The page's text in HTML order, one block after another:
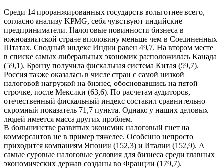
Среди 14 проранжированных государств вольготнее всего,
согласно анализу KPMG, себя чувствуют индийские
предприниматели. Налоговые повинности бизнеса в
южноазиатской стране вполовину меньше чем в Соединенных
Штатах. Сводный индекс Индии равен 49,7. На втором месте
в списке самых либеральных экономик расположилась Канада
(59,1). Бронзу получила фискальная система Китая (59,7).
Россия также оказалась в числе стран с самой низкой
налоговой нагрузкой на бизнес, обосновавшись на пятой
строчке, после Мексики (63,6). По расчетам аудиторов,
отечественный фискальный индекс составил сравнительно
скромный показатель 71,7 пункта. Однако у наших деловых
людей имеется масса других проблем.
В большинстве развитых экономик налоговый гнет на
коммерсантов не в пример тяжелее. Особенно непросто
приходится компаниям Японии (152,3) и Италии (152,9). А
самые суровые налоговые условия для бизнеса среди главных
экономических держав созданы во Франции (179,7).